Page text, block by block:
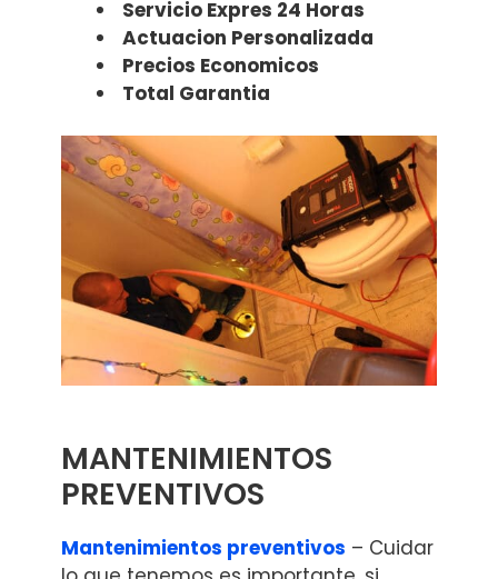
Servicio Expres 24 Horas
Actuacion Personalizada
Precios Economicos
Total Garantia
MANTENIMIENTOS
PREVENTIVOS
Mantenimientos preventivos – Cuidar